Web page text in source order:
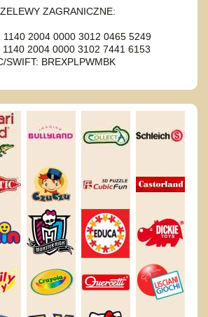
ZAGRANICZNE:
1140 2004 0000 3012 0465 5249
1140 2004 0000 3102 7441 6153
SWIFT: BREXPLPWMBK